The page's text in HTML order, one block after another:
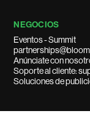
NEGOCIOS
Eventos - Summit
Anúnciate con
Soporte al cliente:
Soluciones de